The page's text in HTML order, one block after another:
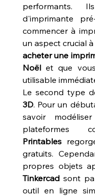
performants.
d'imprimante
commencer à
acheter une
Noël et que
utilisable
Le second type
3D. Pour un
savoir
plateformes
Printables
gratuits.
Tinkercad sont
outil en ligne